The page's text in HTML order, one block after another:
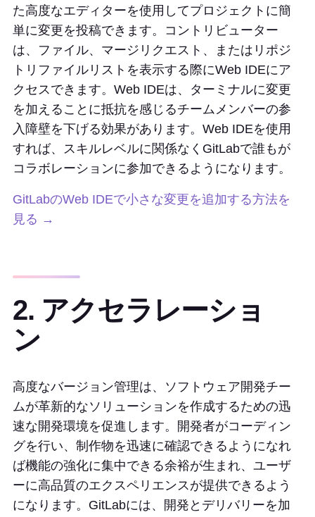
た高度なエディターを使用してプロジェクトに簡
単に変更を投稿できます。コントリビューター
は、ファイル、マージリクエスト、またはリポジ
トリファイルリストを表示する際にWeb IDEにア
クセスできます。Web IDEは、ターミナルに変更
を加えることに抵抗を感じるチームメンバーの参
入障壁を下げる効果があります。Web IDEを使用
すれば、スキルレベルに関係なくGitLabで誰もが
コラボレーションに参加できるようになります。
GitLabのWeb IDEで小さな変更を追加する方法を
見る →
2. アクセラレーショ
ン
高度なバージョン管理は、ソフトウェア開発チー
ムが革新的なソリューションを作成するための迅
速な開発環境を促進します。開発者がコーディン
グを行い、制作物を迅速に確認できるようになれ
ば機能の強化に集中できる余裕が生まれ、ユーザ
ーに高品質のエクスペリエンスが提供できるよう
になります。GitLabには、開発とデリバリーを加